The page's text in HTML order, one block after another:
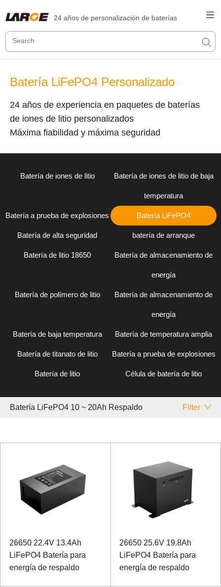
24 años de personalización de baterías
Batería LiFePO4 Personalizado
24 años de experiencia en paquetes de baterías
de iones de litio personalizados
Máxima fiabilidad y máxima seguridad
Batería de iones de litio Batería de iones de litio de baja
temperatura
Batería a prueba de explosiones Batería LiFePO4
Batería de alta seguridad batería de arranque
Batería de litio 18650 Batería de almacenamiento de
energía
Batería de polímero de litio Batería de almacenamiento de
energía
Batería de baja temperatura Batería de temperatura amplia
Batería de titanato de litio Batería a prueba de explosiones
Batería de litio Célula de batería de litio
Batería LiFePO4 10 ~ 20Ah Respaldo Filter
26650 22.4V 13.4Ah
LiFePO4 Batería para
energía de respaldo
26650 25.6V 19.8Ah
LiFePO4 Batería para
energía de respaldo